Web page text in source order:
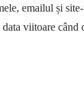
emailul și
viitoare când